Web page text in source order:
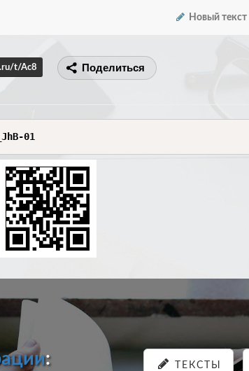
Новый текст
t/Ac8 Поделиться
01
: ТЕКСТЫ